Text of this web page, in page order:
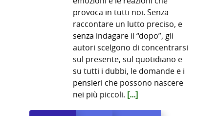
provoca in tutti noi. Senza
raccontare un lutto preciso, e
senza indagare il “dopo”, gli
autori scelgono di concentrarsi
sul presente, sul quotidiano e
su tutti i dubbi, le domande e i
pensieri che possono nascere
nei più piccoli. [...]